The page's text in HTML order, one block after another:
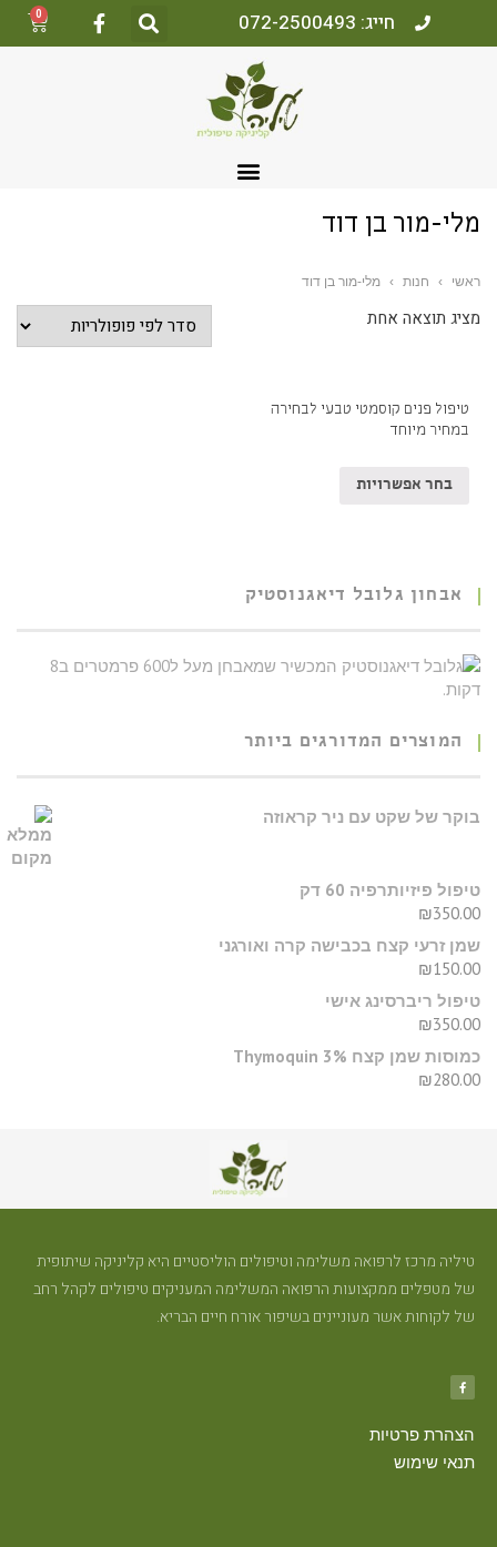
חייג: 072-2500493 0
מלי-מור בן דוד
ראשי › חנות › מלי-מור בן דוד
מציג תוצאה אחת
טיפול פנים קוסמטי טבעי לבחירה
במחיר מיוחד
בחר אפשרויות
אבחון גלובל דיאגנוסטיק
המוצרים המדורגים ביותר
בוקר של שקט עם ניר קראוזה
טיפול פיזיותרפיה 60 דק
₪350.00
שמן זרעי קצח בכבישה קרה ואורגני
₪150.00
טיפול ריברסינג אישי
₪350.00
כמוסות שמן קצח Thymoquin 3%
₪280.00
טיליה מרכז לרפואה משלימה וטיפולים הוליסטיים היא קליניקה שיתופית
של מטפלים ממקצועות הרפואה המשלימה המעניקים טיפולים לקהל רחב
של לקוחות אשר מעוניינים בשיפור אורח חיים הבריא.
הצהרת פרטיות
תנאי שימוש